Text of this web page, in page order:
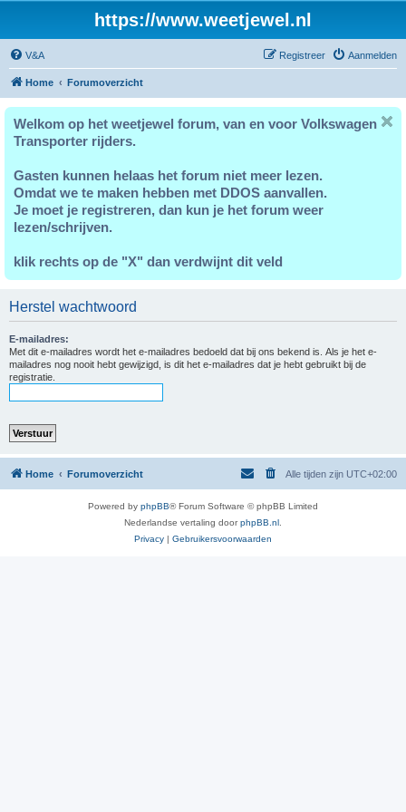
https://www.weetjewel.nl
V&A Aanmelden
Registreer
Home Forumoverzicht
Welkom op het weetjewel forum, van en voor Volkswagen
Transporter rijders.
Gasten kunnen helaas het forum niet meer lezen.
Omdat we te maken hebben met DDOS aanvallen.
Je moet je registreren, dan kun je het forum weer
lezen/schrijven.
klik rechts op de "X" dan verdwijnt dit veld
Herstel wachtwoord
E-mailadres:
Met dit e-mailadres wordt het e-mailadres bedoeld dat bij ons bekend is. Als je het e-
mailadres nog nooit hebt gewijzigd, is dit het e-mailadres dat je hebt gebruikt bij de
registratie.
Home Forumoverzicht Alle tijden zijn UTC+02:00
Powered by phpBB® Forum Software © phpBB Limited
Nederlandse vertaling doorphpBB.nl
Privacy | Gebruikersvoorwaarden